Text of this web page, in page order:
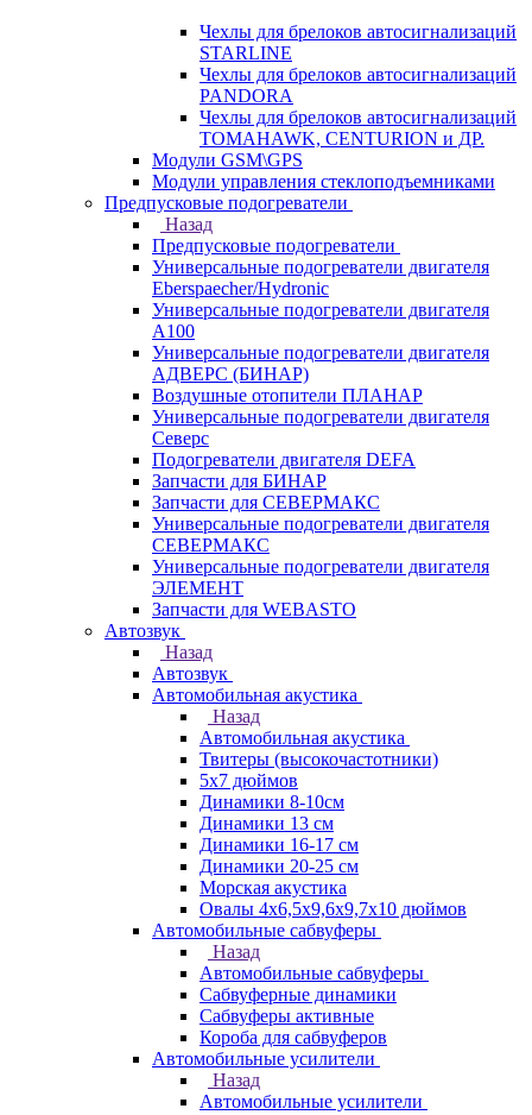
Чехлы для брелоков автосигнализаций
STARLINE
Чехлы для брелоков автосигнализаций
PANDORA
Чехлы для брелоков автосигнализаций
TOMAHAWK, CENTURION и ДР.
Модули GSM\GPS
Модули управления стеклоподъемниками
Предпусковые подогреватели
Назад
Предпусковые подогреватели
Универсальные подогреватели двигателя
Eberspaecher/Hydronic
Универсальные подогреватели двигателя
A100
Универсальные подогреватели двигателя
АДВЕРС (БИНАР)
Воздушные отопители ПЛАНАР
Универсальные подогреватели двигателя
Северс
Подогреватели двигателя DEFA
Запчасти для БИНАР
Запчасти для СЕВЕРМАКС
Универсальные подогреватели двигателя
СЕВЕРМАКС
Универсальные подогреватели двигателя
ЭЛЕМЕНТ
Запчасти для WEBASTO
Автозвук
Назад
Автозвук
Автомобильная акустика
Назад
Автомобильная акустика
Твитеры (высокочастотники)
5x7 дюймов
Динамики 8-10см
Динамики 13 см
Динамики 16-17 см
Динамики 20-25 см
Морская акустика
Овалы 4х6,5х9,6x9,7х10 дюймов
Автомобильные сабвуферы
Назад
Автомобильные сабвуферы
Сабвуферные динамики
Сабвуферы активные
Короба для сабвуферов
Автомобильные усилители
Назад
Автомобильные усилители